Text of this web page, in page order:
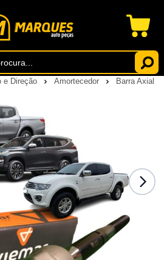
e Direção Amortecedor Barra Axial